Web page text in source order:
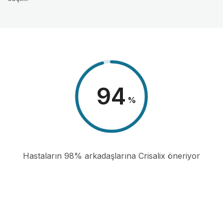
98 %
Hastaların 98% arkadaşlarına Crisalix öneriyor